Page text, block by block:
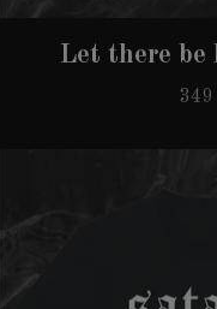
Let there
349